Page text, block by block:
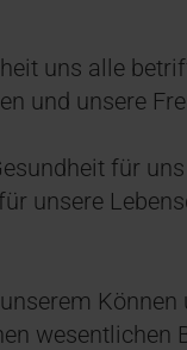
uns alle
und unsere
für
unsere
Können
wesentlichen